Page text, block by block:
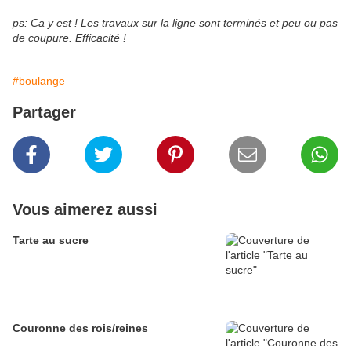
ps: Ca y est ! Les travaux sur la ligne sont terminés et peu ou pas
de coupure. Efficacité !
#boulange
Partager
Vous aimerez aussi
Tarte au sucre
Couronne des rois/reines